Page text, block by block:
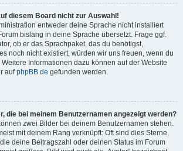
diesem Board nicht zur Auswahl!
entweder deine Sprache nicht installiert
bislang in deine Sprache übersetzt. Frage ggf.
ob er das Sprachpaket, das du benötigst,
noch nicht existiert, würden wir uns freuen, wenn du
Informationen dazu können auf der Website
aufphpBB.de gefunden werden.
die bei meinem Benutzernamen angezeigt werden?
zwei Bilder bei deinem Benutzernamen stehen.
mit deinem Rang verknüpft: Oft sind dies Sterne,
deine Beitragszahl oder deinen Status im Forum